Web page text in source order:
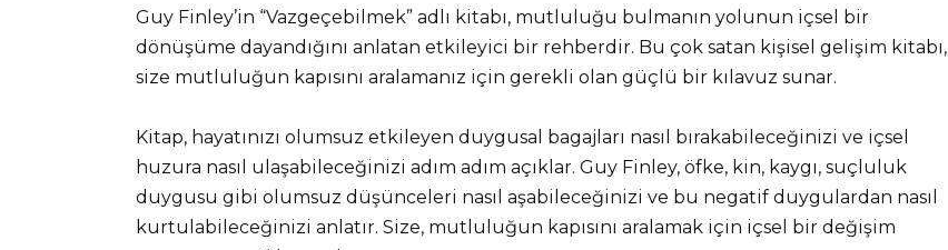
Guy Finley’in “Vazgeçebilmek” adlı kitabı, mutluluğu bulmanın yolunun içsel bir
dönüşüme dayandığını anlatan etkileyici bir rehberdir. Bu çok satan kişisel gelişim kitabı,
size mutluluğun kapısını aralamanız için gerekli olan güçlü bir kılavuz sunar.
Kitap, hayatınızı olumsuz etkileyen duygusal bagajları nasıl bırakabileceğinizi ve içsel
huzura nasıl ulaşabileceğinizi adım adım açıklar. Guy Finley, öfke, kin, kaygı, suçluluk
duygusu gibi olumsuz düşünceleri nasıl aşabileceğinizi ve bu negatif duygulardan nasıl
kurtulabileceğinizi anlatır. Size, mutluluğun kapısını aralamak için içsel bir değişim